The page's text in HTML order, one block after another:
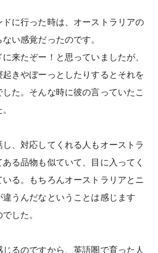
に行った時は、オーストラリアの
い感覚だったのです。
来たぞー！と思っていましたが、
きやぼーっとしたりするとそれを
た。そんな時に彼の言っていたこ
、対応してくれる人もオーストラ
る品物も似ていて、目に入ってく
る。もちろんオーストラリアとニ
違うんだなということは感じます
した。
るのですから、英語圏で育った人